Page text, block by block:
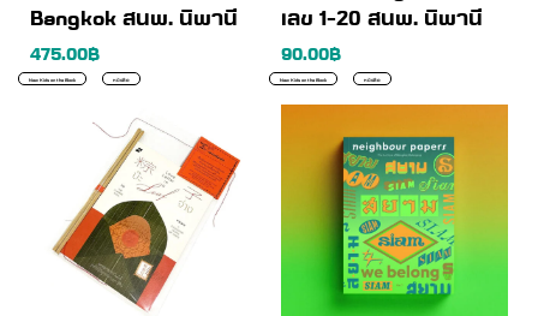
Bangkok สนพ. นิพานี
475.00฿
New Kids on the Block หนังสือ
เลข 1-20 สนพ. นิพานี
90.00฿
New Kids on the Block หนังสือ